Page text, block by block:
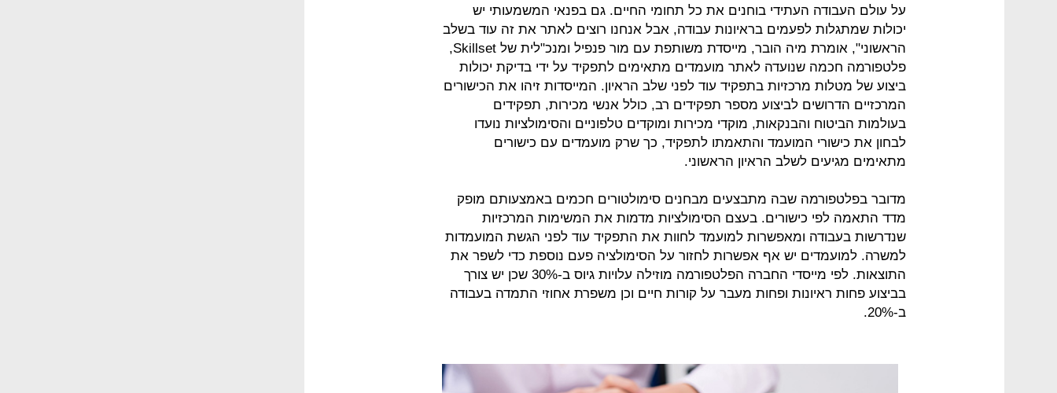
על עולם העבודה העתידי בוחנים את כל תחומי החיים. גם בפנאי המשמעותי יש
יכולות שמתגלות לפעמים בראיונות עבודה, אבל אנחנו רוצים לאתר את זה עוד בשלב
הראשוני", אומרת מיה הובר, מייסדת משותפת עם מור פנפיל ומנכ"לית של Skillset,
פלטפורמה חכמה שנועדה לאתר מועמדים מתאימים לתפקיד על ידי בדיקת יכולות
ביצוע של מטלות מרכזיות בתפקיד עוד לפני שלב הראיון. המייסדות זיהו את הכישורים
המרכזיים הדרושים לביצוע מספר תפקידים רב, כולל אנשי מכירות, תפקידים
בעולמות הביטוח והבנקאות, מוקדי מכירות ומוקדים טלפוניים והסימולציות נועדו
לבחון את כישורי המועמד והתאמתו לתפקיד, כך שרק מועמדים עם כישורים
מתאימים מגיעים לשלב הראיון הראשוני.
מדובר בפלטפורמה שבה מתבצעים מבחנים סימולטורים חכמים באמצעותם מופק
מדד התאמה לפי כישורים. בעצם הסימולציות מדמות את המשימות המרכזיות
שנדרשות בעבודה ומאפשרות למועמד לחוות את התפקיד עוד לפני הגשת המועמדות
למשרה. למועמדים יש אף אפשרות לחזור על הסימולציה פעם נוספת כדי לשפר את
התוצאות. לפי מייסדי החברה הפלטפורמה מוזילה עלויות גיוס ב-30% שכן יש צורך
בביצוע פחות ראיונות ופחות מעבר על קורות חיים וכן משפרת אחוזי התמדה בעבודה
ב-20%.